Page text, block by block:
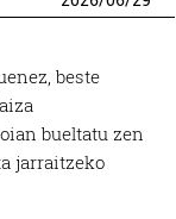
beste
bueltatu zen
jarraitzeko